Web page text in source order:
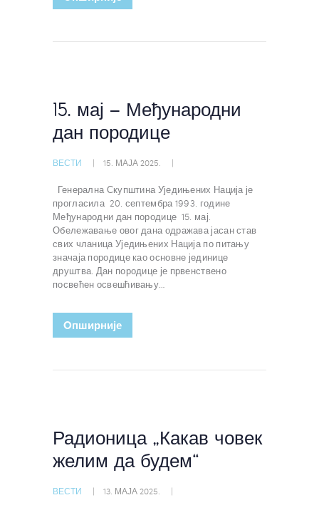
15. мај – Међународни
дан породице
ВЕСТИ 15. МАЈА 2025.
Генерална Скупштина Уједињених Нација је
прогласила 20. септембра 1993. године
Међународни дан породице 15. мај.
Обележавање овог дана одражава јасан став
свих чланица Уједињених Нација по питању
значаја породице као основне јединице
друштва. Дан породице је првенствено
посвећен освешћивању…
Oпширније
Радионица „Какав човек
желим да будем“
ВЕСТИ 13. МАЈА 2025.